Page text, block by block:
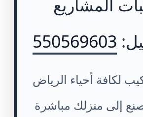
المشاريع
550569603
لكافة أحياء الرياض
إلى منزلك مباشرة